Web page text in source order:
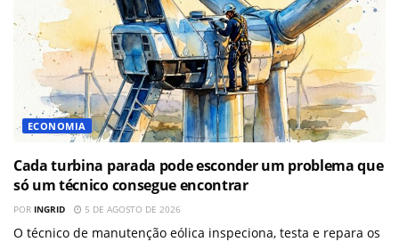
ECONOMIA
Cada turbina parada pode esconder um problema que
só um técnico consegue encontrar
POR INGRID 5 DE AGOSTO DE 2026
O técnico de manutenção eólica inspeciona, testa e repara os